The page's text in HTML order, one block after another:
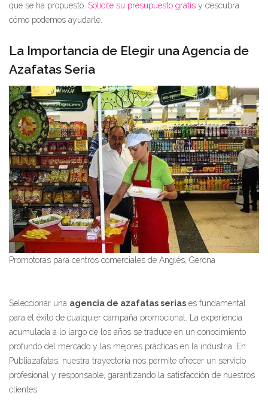
que se ha propuesto. Solicite su presupuesto gratis y descubra
cómo podemos ayudarle.
La Importancia de Elegir una Agencia de
Azafatas Seria
Promotoras para centros comerciales de Anglés, Gerona
Seleccionar una agencia de azafatas serias es fundamental
para el éxito de cualquier campaña promocional. La experiencia
acumulada a lo largo de los años se traduce en un conocimiento
profundo del mercado y las mejores prácticas en la industria. En
Publiazafatas, nuestra trayectoria nos permite ofrecer un servicio
profesional y responsable, garantizando la satisfacción de nuestros
clientes.